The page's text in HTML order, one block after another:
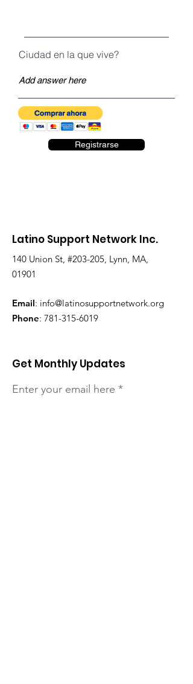
Ciudad en la que vive?
Registrarse
Latino Support Network Inc.
140 Union St, #203-205, Lynn, MA,
01901
Email: info@latinosupportnetwork.org
Phone: 781-315-6019
Get Monthly Updates
Enter your email here